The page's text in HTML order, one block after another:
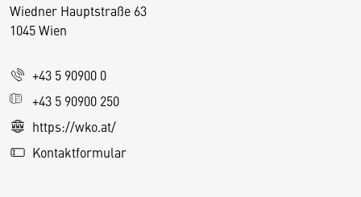
Wiedner Hauptstraße 63
1045 Wien
+43 5 90900 0
+43 5 90900 250
https://wko.at/
Kontaktformular
D
s
e
S
e